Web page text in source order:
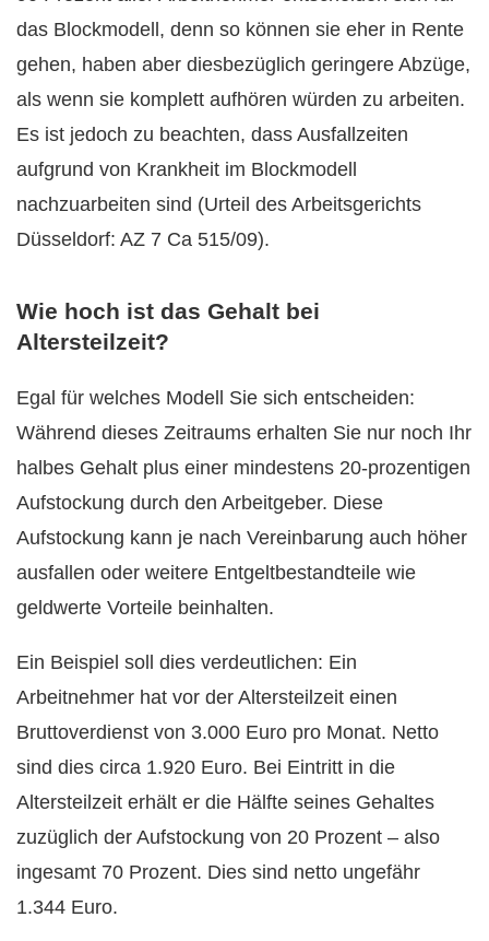
das Blockmodell, denn so können sie eher in Rente
gehen, haben aber diesbezüglich geringere Abzüge,
als wenn sie komplett aufhören würden zu arbeiten.
Es ist jedoch zu beachten, dass Ausfallzeiten
aufgrund von Krankheit im Blockmodell
nachzuarbeiten sind (Urteil des Arbeitsgerichts
Düsseldorf: AZ 7 Ca 515/09).
Wie hoch ist das Gehalt bei
Altersteilzeit?
Egal für welches Modell Sie sich entscheiden:
Während dieses Zeitraums erhalten Sie nur noch Ihr
halbes Gehalt plus einer mindestens 20-prozentigen
Aufstockung durch den Arbeitgeber. Diese
Aufstockung kann je nach Vereinbarung auch höher
ausfallen oder weitere Entgeltbestandteile wie
geldwerte Vorteile beinhalten.
Ein Beispiel soll dies verdeutlichen: Ein
Arbeitnehmer hat vor der Altersteilzeit einen
Bruttoverdienst von 3.000 Euro pro Monat. Netto
sind dies circa 1.920 Euro. Bei Eintritt in die
Altersteilzeit erhält er die Hälfte seines Gehaltes
zuzüglich der Aufstockung von 20 Prozent – also
ingesamt 70 Prozent. Dies sind netto ungefähr
1.344 Euro.